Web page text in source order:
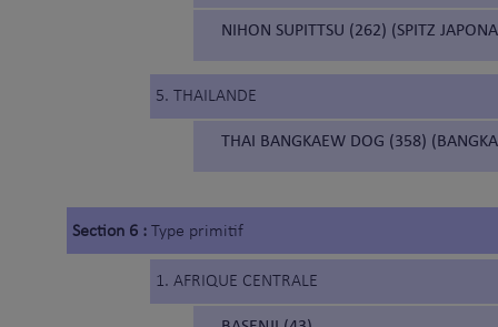
NIHON SUPITTSU (262) (SPITZ
5. THAILANDE
THAI BANGKAEW DOG (358)
Section 6 : Type primitif
1. AFRIQUE CENTRALE